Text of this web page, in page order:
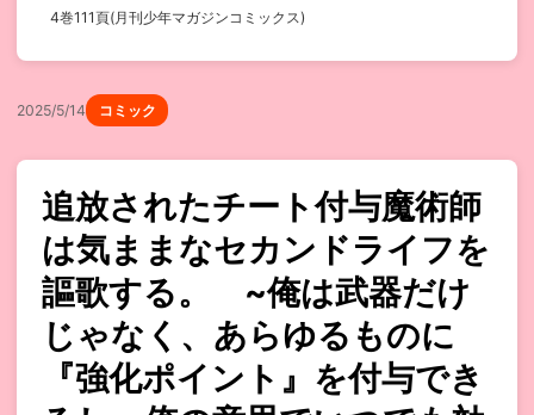
4巻111頁(月刊少年マガジンコミックス)
2025/5/14 コミック
追放されたチート付与魔術師
は気ままなセカンドライフを
謳歌する。 ~俺は武器だけ
じゃなく、あらゆるものに
『強化ポイント』を付与でき